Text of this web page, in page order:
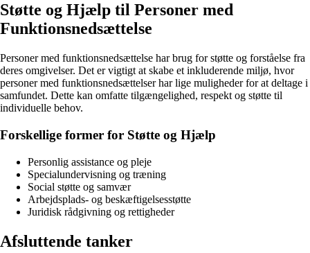
Støtte og Hjælp til Personer med
Funktionsnedsættelse
Personer med funktionsnedsættelse har brug for støtte og forståelse fra
deres omgivelser. Det er vigtigt at skabe et inkluderende miljø, hvor
personer med funktionsnedsættelser har lige muligheder for at deltage i
samfundet. Dette kan omfatte tilgængelighed, respekt og støtte til
individuelle behov.
Forskellige former for Støtte og Hjælp
Personlig assistance og pleje
Specialundervisning og træning
Social støtte og samvær
Arbejdsplads- og beskæftigelsesstøtte
Juridisk rådgivning og rettigheder
Afsluttende tanker